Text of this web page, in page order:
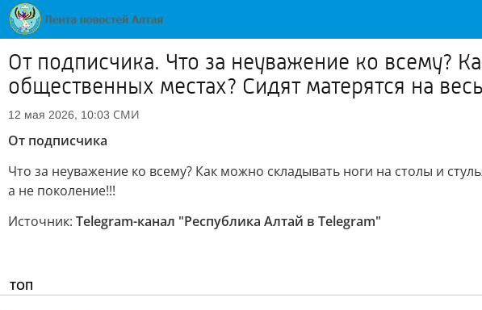
От подписчика. Что за неуважение ко всему?
общественных местах? Сидят матерятся на
12 мая 2026, 10:03 СМИ
От подписчика
Что за неуважение ко всему? Как можно складывать ноги на столы и
а не поколение!!!
Источник: Telegram-канал "Республика Алтай в Telegram"
ТОП